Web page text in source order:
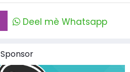
Deel mè Whatsapp
Sponsor